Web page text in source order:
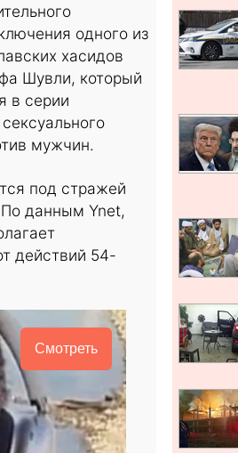
одного из
хасидов
Шувли, который
в серии
мужчин.
под стражей
данным Ynet,
действий 54-
Смотреть